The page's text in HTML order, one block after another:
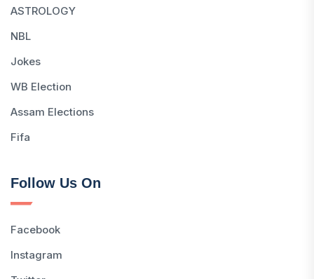
ASTROLOGY
NBL
Jokes
WB Election
Assam Elections
Fifa
Follow Us On
Facebook
Instagram